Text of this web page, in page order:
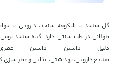
گل سنجد یا شکوفه سنجد، دارویی با
طولانی در طب سنتی دارد. گیاه سنجد
دلیل داشتن داشتن
صنایع دارویی،بهداشتی،غذاییوعطر سازی